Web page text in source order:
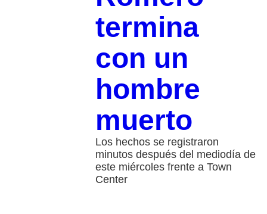
termina
con un
hombre
muerto
Los hechos se registraron
minutos después del mediodía de
este miércoles frente a Town
Center